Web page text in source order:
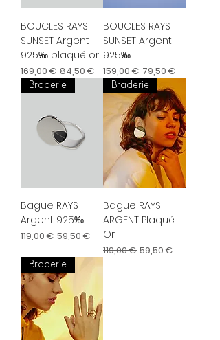
BOUCLES RAYS
SUNSET Argent
925‰ plaqué or
Prix original
169,00 € Prix promotionnel
84,50 €
BOUCLES RAYS
SUNSET Argent
925‰
Prix original
159,00 € Prix promotionnel
79,50 €
Braderie
Bague RAYS
Argent 925‰
Prix original
119,00 € Prix promotionnel
59,50 €
Braderie
Bague RAYS
ARGENT Plaqué
Or
Prix original
119,00 € Prix promotionnel
59,50 €
Braderie